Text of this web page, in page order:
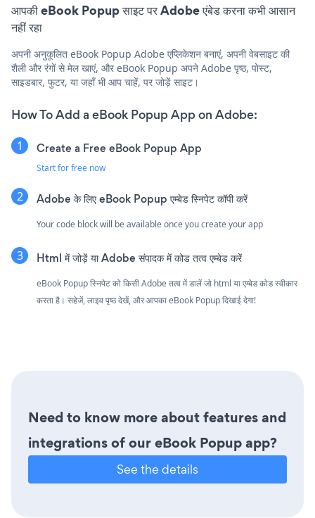
आपकी eBook Popup साइट पर Adobe एंबेड करना कभी आसान
नहीं रहा
अपनी अनुकूलित eBook Popup Adobe एप्लिकेशन बनाएं, अपनी वेबसाइट की
शैली और रंगों से मेल खाएं, और eBook Popup अपने Adobe पृष्ठ, पोस्ट,
साइडबार, फुटर, या जहाँ भी आप चाहें, पर जोड़ें साइट।
How To Add a eBook Popup App on Adobe:
Create a Free eBook Popup App
Start for free now
Adobe के लिए eBook Popup एम्बेड स्निपेट कॉपी करें
Your code block will be available once you create your app
Html में जोड़ें या Adobe संपादक में कोड तत्व एम्बेड करें
eBook Popup स्निपेट को किसी Adobe तत्व में डालें जो html या एम्बेड कोड स्वीकार
करता है। सहेजें, लाइव पृष्ठ देखें, और आपका eBook Popup दिखाई देगा!
Need to know more about features and
integrations of our eBook Popup app?
See the details